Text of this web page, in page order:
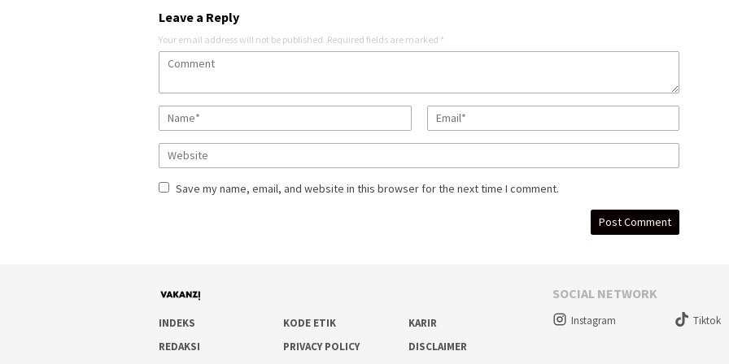
Leave a Reply
Your email address will not be published. Required fields are marked *
Save my name, email, and website in this browser for the next time I comment.
INDEKS KODE ETIK
KARIR
REDAKSI
PRIVACY POLICY
DISCLAIMER
SOCIAL NETWORK
Instagram Tiktok